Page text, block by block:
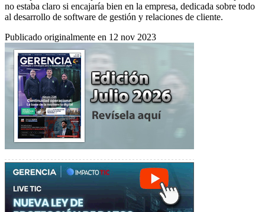
no estaba claro si encajaría bien en la empresa, dedicada sobre todo
al desarrollo de software de gestión y relaciones de cliente.
Publicado originalmente en 12 nov 2023